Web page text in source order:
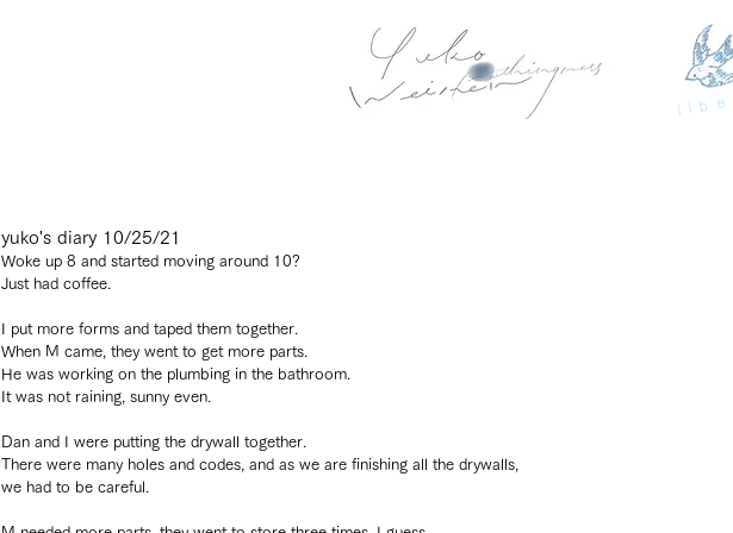
yuko's diary 10/25/21
Woke up 8 and started moving around 10?
Just had coffee.
I put more forms and taped them together.
When M came, they went to get more parts.
He was working on the plumbing in the bathroom.
It was not raining, sunny even.
Dan and I were putting the drywall together.
There were many holes and codes, and as we are finishing all the drywalls,
we had to be careful.